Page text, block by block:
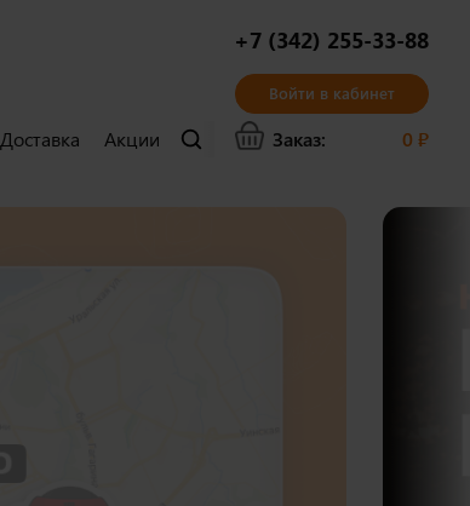
+7 (342) 255-33-88
Войти в кабинет
Заказ: 0 ₽
Доставка Акции Бонусы Контакты